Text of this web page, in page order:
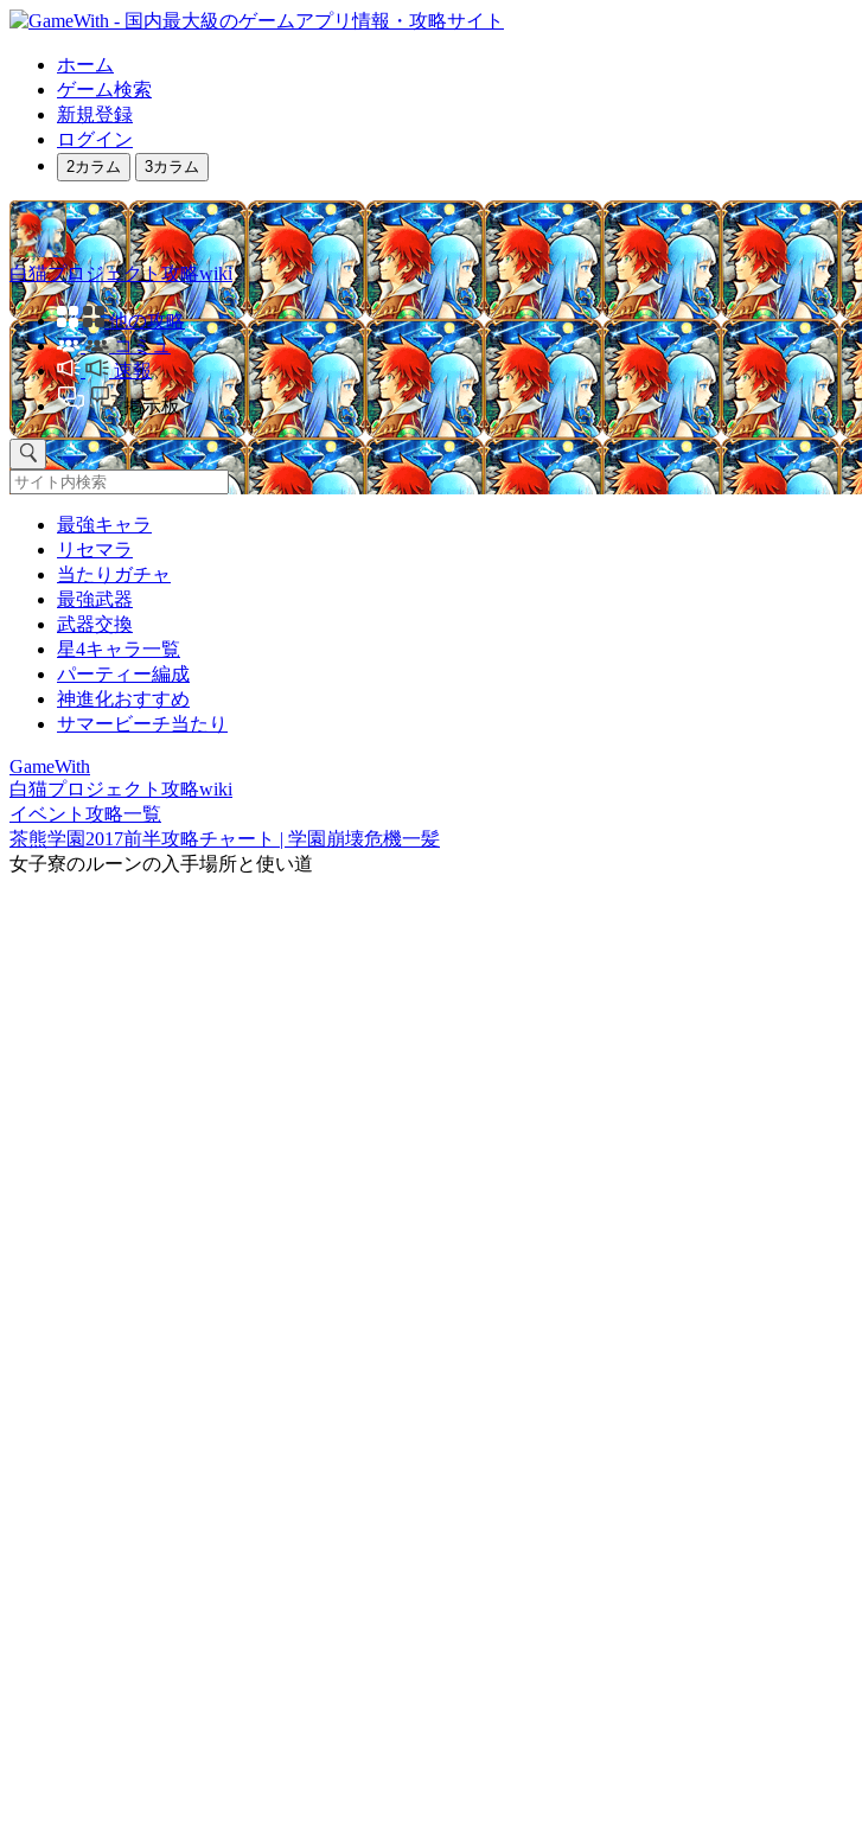
ホーム
ゲーム検索
新規登録
ログイン
2カラム 3カラム
白猫プロジェクト攻略wiki
他の攻略
コミュ
速報
掲示板
最強キャラ
リセマラ
当たりガチャ
最強武器
武器交換
星4キャラ一覧
パーティー編成
神進化おすすめ
サマービーチ当たり
GameWith
白猫プロジェクト攻略wiki
イベント攻略一覧
茶熊学園2017前半攻略チャート | 学園崩壊危機一髪
女子寮のルーンの入手場所と使い道